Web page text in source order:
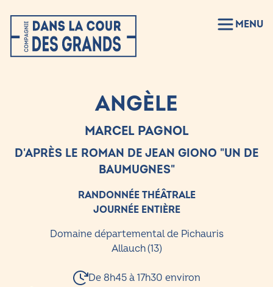
MENU
ANGÈLE
MARCEL PAGNOL
D'APRÈS LE ROMAN DE JEAN GIONO "UN DE
BAUMUGNES"
RANDONNÉE THÉÂTRALE
JOURNÉE ENTIÈRE
Domaine départemental de Pichauris
Allauch (13)
De 8h45 à 17h30 environ